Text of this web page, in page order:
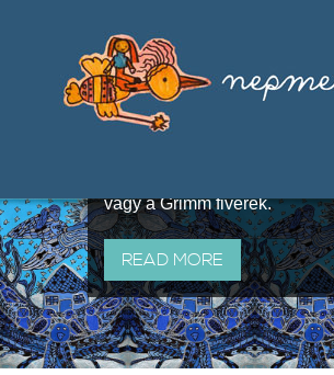
útján terjedő elbeszélésekből,
melyeket olyan ismert gyűjtők
állítottak össze, mint Benedek
vagy a Grimm fivérek.
READ MORE